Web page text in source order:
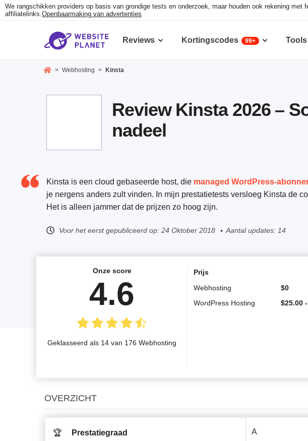
We rangschikken providers op basis van grondige tests en onderzoek, maar houden ook rekening
affiliatelinks.Openbaarmaking van advertenties
Reviews Kortingscodes 99+ Tools
> Webhosting > Kinsta
Review Kinsta 2026 –
nadeel
Kinsta is een cloud gebaseerde host, die managed WordPress-
je nergens anders zult vinden. In mijn prestatietests versloeg Kinsta de
Het is alleen jammer dat de prijzen zo hoog zijn.
Voor het eerst gepubliceerd op: 24 Oktober 2018 Aantal updates: 14
Onze score
4.6
Geklasseerd als 14 van 176 Webhosting
Prijs
Webhosting
$0
WordPress Hosting
$25.00 -
OVERZICHT
🏆 Prestatiegraad A